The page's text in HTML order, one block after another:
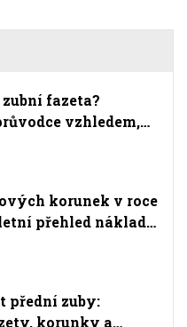
fazeta?
vzhledem,
korunek v roce
přehled nákladů
přední zuby:
korunky a